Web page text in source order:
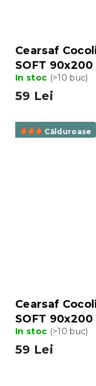
Cearsaf
SOFT
In stoc (>10 buc)
59 Lei
Călduroase
Cearsaf
SOFT
In stoc (>10 buc)
59 Lei